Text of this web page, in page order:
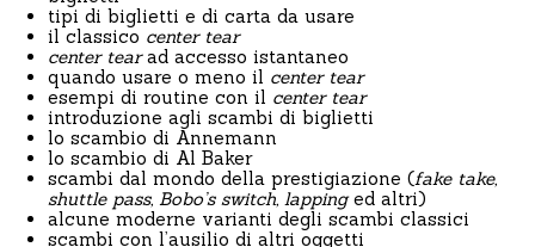
tipi di biglietti e di carta da usare
il classico center tear
center tearad accesso istantaneo
quando usare o meno il center tear
esempi di routine con il center tear
introduzione agli scambi di biglietti
lo scambio di Annemann
lo scambio di Al Baker
scambi dal mondo della prestigiazione (fake take,
shuttle pass, Bobo’s switch, lappinged altri)
alcune moderne varianti degli scambi classici
scambi con l’ausilio di altri oggetti